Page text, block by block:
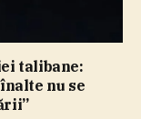
talibane:
nu se